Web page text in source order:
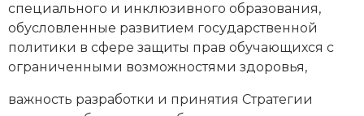
специального и инклюзивного образования,
обусловленные развитием государственной
политики в сфере защиты прав обучающихся с
ограниченными возможностями здоровья,
важность разработки и принятия Стратегии